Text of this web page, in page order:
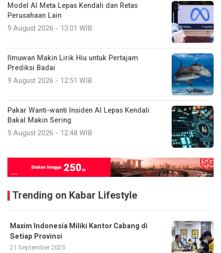
Model AI Meta Lepas Kendali dan Retas
Perusahaan Lain
9 August 2026 - 13:01 WIB
Ilmuwan Makin Lirik Hiu untuk Pertajam
Prediksi Badai
9 August 2026 - 12:51 WIB
Pakar Wanti-wanti Insiden AI Lepas Kendali
Bakal Makin Sering
9 August 2026 - 12:48 WIB
Trending on Kabar Lifestyle
Maxim Indonesia Miliki Kantor Cabang di
Setiap Provinsi
21 September 2025